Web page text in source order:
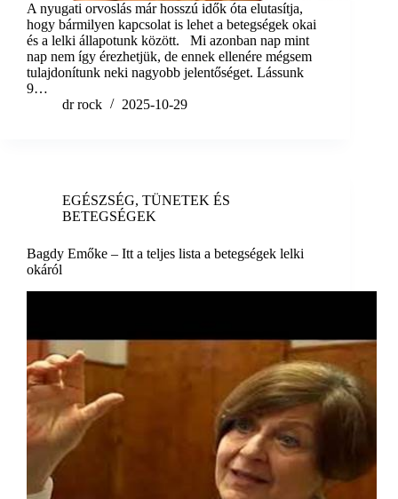
A nyugati orvoslás már hosszú idők óta elutasítja,
hogy bármilyen kapcsolat is lehet a betegségek okai
és a lelki állapotunk között. Mi azonban nap mint
nap nem így érezhetjük, de ennek ellenére mégsem
tulajdonítunk neki nagyobb jelentőséget. Lássunk
9…
dr rock
2025-10-29
EGÉSZSÉG, TÜNETEK ÉS
BETEGSÉGEK
Bagdy Emőke – Itt a teljes lista a betegségek lelki
okáról